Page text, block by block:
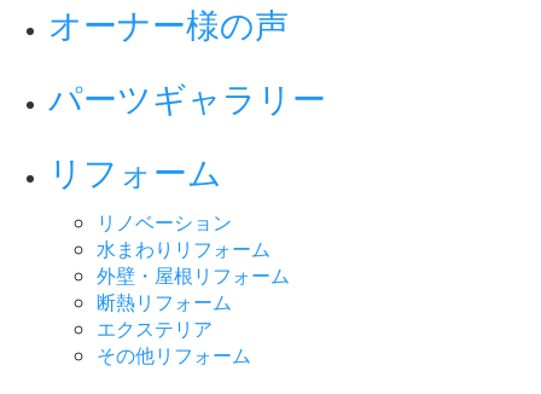
オーナー様の声
パーツギャラリー
リフォーム
リノベーション
水まわりリフォーム
外壁・屋根リフォーム
断熱リフォーム
エクステリア
その他リフォーム